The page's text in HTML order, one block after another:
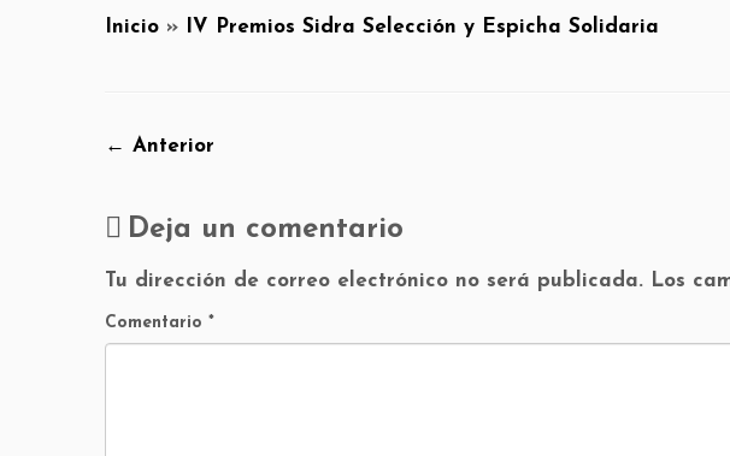
Inicio » IV Premios Sidra Selección y Espicha Solidaria
← Anterior
Deja un comentario
Tu dirección de correo electrónico no será publicada. Los
Comentario *